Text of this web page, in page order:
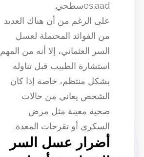
es.aadسطحي.
على الرغم من أن هناك العديد
من الفوائد المحتملة لعسل
السر العثماني، إلا أنه من المهم
استشارة الطبيب قبل تناوله
بشكل منتظم، خاصة إذا كان
الشخص يعاني من حالات
صحية معينة مثل مرض
السكري أو تقرحات المعدة.
أضرار عسل السر